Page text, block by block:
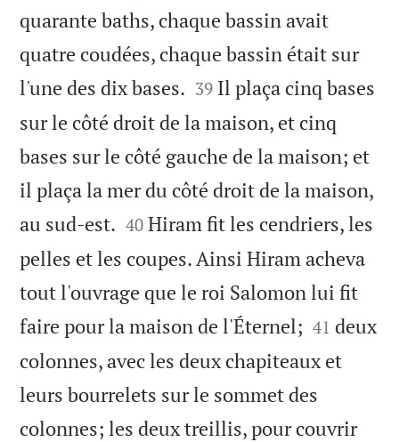
quarante baths, chaque bassin avait
quatre coudées, chaque bassin était sur
l'une des dix bases. 

39 Il plaça cinq bases
sur le côté droit de la maison, et cinq
bases sur le côté gauche de la maison; et
il plaça la mer du côté droit de la maison,
au sud-est. 

40 Hiram fit les cendriers, les
pelles et les coupes. Ainsi Hiram acheva
tout l'ouvrage que le roi Salomon lui fit
faire pour la maison de l'Éternel; 

41 deux
colonnes, avec les deux chapiteaux et
leurs bourrelets sur le sommet des
colonnes; les deux treillis, pour couvrir